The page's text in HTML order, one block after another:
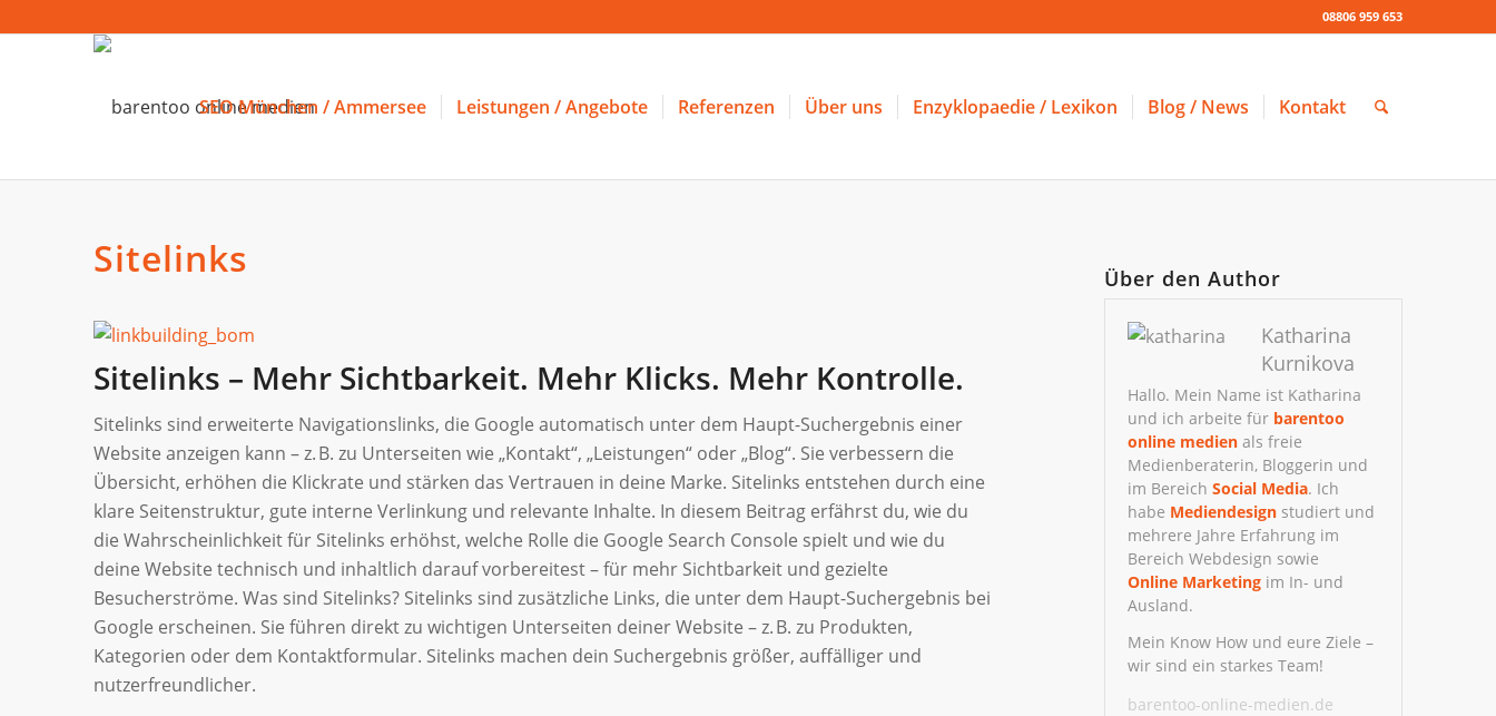
08806 959 653
SEO München / Ammersee Leistungen / Angebote Referenzen Über uns Enzyklopaedie / Lexikon Blog / News Kontakt
Sitelinks
Sitelinks – Mehr Sichtbarkeit. Mehr Klicks. Mehr Kontrolle.
Sitelinks sind erweiterte Navigationslinks, die Google automatisch unter dem Haupt-Suchergebnis einer
Website anzeigen kann – z. B. zu Unterseiten wie „Kontakt“, „Leistungen“ oder „Blog“. Sie verbessern die
Übersicht, erhöhen die Klickrate und stärken das Vertrauen in deine Marke. Sitelinks entstehen durch eine
klare Seitenstruktur, gute interne Verlinkung und relevante Inhalte. In diesem Beitrag erfährst du, wie du
die Wahrscheinlichkeit für Sitelinks erhöhst, welche Rolle die Google Search Console spielt und wie du
deine Website technisch und inhaltlich darauf vorbereitest – für mehr Sichtbarkeit und gezielte
Besucherströme. Was sind Sitelinks? Sitelinks sind zusätzliche Links, die unter dem Haupt-Suchergebnis bei
Google erscheinen. Sie führen direkt zu wichtigen Unterseiten deiner Website – z. B. zu Produkten,
Kategorien oder dem Kontaktformular. Sitelinks machen dein Suchergebnis größer, auffälliger und
nutzerfreundlicher.
Über den Author
Katharina
Kurnikova
Hallo. Mein Name ist Katharina
und ich arbeite für barentoo
online medienals freie
Medienberaterin, Bloggerin und
im Bereich Social Media. Ich
habe Mediendesignstudiert und
mehrere Jahre Erfahrung im
Bereich Webdesign sowie
Online Marketingim In- und
Ausland.
Mein Know How und eure Ziele –
wir sind ein starkes Team!
barentoo-online-medien.de